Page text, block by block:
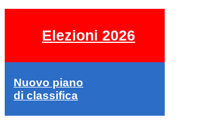
Elezioni 2026
Nuovo piano
di classifica